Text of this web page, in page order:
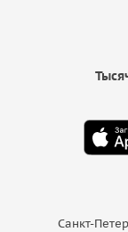
Санкт-